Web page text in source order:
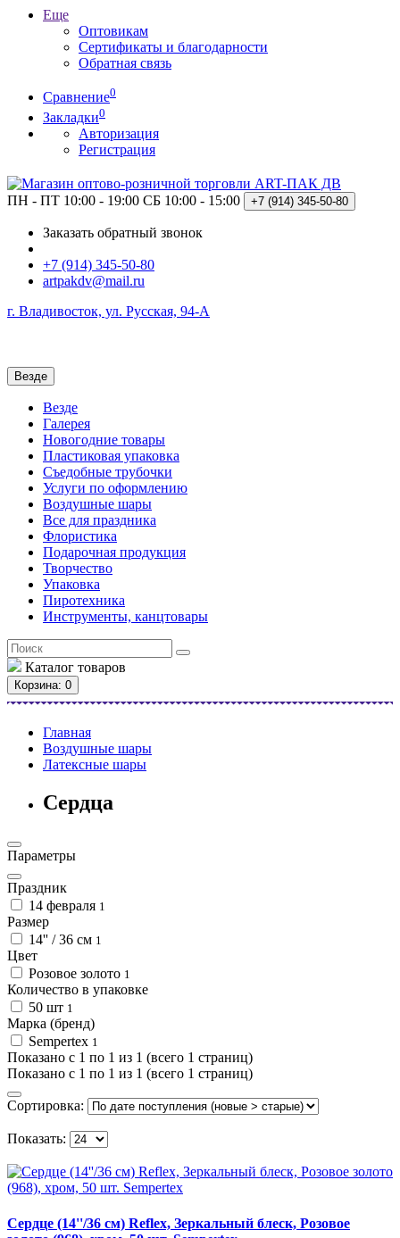
Еще
Оптовикам
Сертификаты и благодарности
Обратная связь
Сравнение0
Закладки0
Авторизация
Регистрация
ПН - ПТ 10:00 - 19:00 СБ 10:00 - 15:00 +7 (914) 345-50-80
Заказать обратный звонок
+7 (914) 345-50-80
artpakdv@mail.ru
г. Владивосток, ул. Русская, 94-А
Везде
Везде
Галерея
Новогодние товары
Пластиковая упаковка
Съедобные трубочки
Услуги по оформлению
Воздушные шары
Все для праздника
Флористика
Подарочная продукция
Творчество
Упаковка
Пиротехника
Инструменты, канцтовары
Каталог товаров
Корзина: 0
Главная
Воздушные шары
Латексные шары
Сердца
Параметры
Праздник
14 февраля 1
Размер
14'' / 36 см 1
Цвет
Розовое золото 1
Количество в упаковке
50 шт 1
Марка (бренд)
Sempertex 1
Показано с 1 по 1 из 1 (всего 1 страниц)
Показано с 1 по 1 из 1 (всего 1 страниц)
Сортировка:
Показать:
Сердце (14''/36 см) Reflex, Зеркальный блеск, Розовое